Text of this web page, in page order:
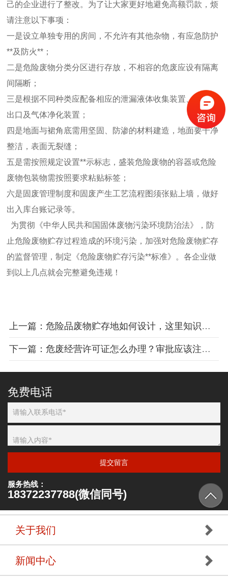
己的企业进行了整改。为了让大家更好地避免高额罚款，烦
请注意以下事项：
一是设立单独专用的房间，不允许有其他杂物，有应急防护
**及防火**；
二是危险废物分类分区进行存放，不相容的危废应设有隔离
间隔断；
三是根据不同种类应配备相应的泄漏液体收集装置、气体导
出口及气体净化装置；
四是地面与裙角底需用坚固、防渗的材料建造，地面要干净
整洁，表面无裂缝；
五是需按照规定设置**示标志，盛装危险废物的容器或危险
废物包装物需按照要求粘贴标签；
六是固废管理制度和固废产生工艺流程图须张贴上墙，做好
出入库台账记录等。
为贯彻《中华人民共和国固体废物污染环境防治法》，防
止危险废物贮存过程造成的环境污染，加强对危险废物贮存
的监督管理，制定《危险废物贮存污染**标准》。各企业做
到以上几点就会完整避免违规！
上一篇：危险品废物贮存地如何设计，这里知识最全
下一篇：危废经营许可证怎么办理？审批应该注意哪些事项？
免费电话
提交留言
服务热线：
18372237788(微信同号)
关于我们
新闻中心